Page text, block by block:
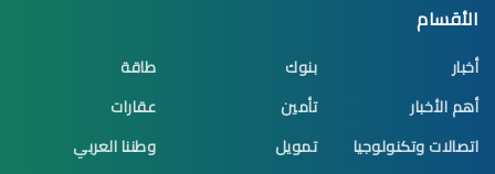
الأقسام
أخبار
أهم الأخبار
اتصالات وتكنولوجيا
بنوك
تأمين
تمويل
طاقة
عقارات
وطننا العربي